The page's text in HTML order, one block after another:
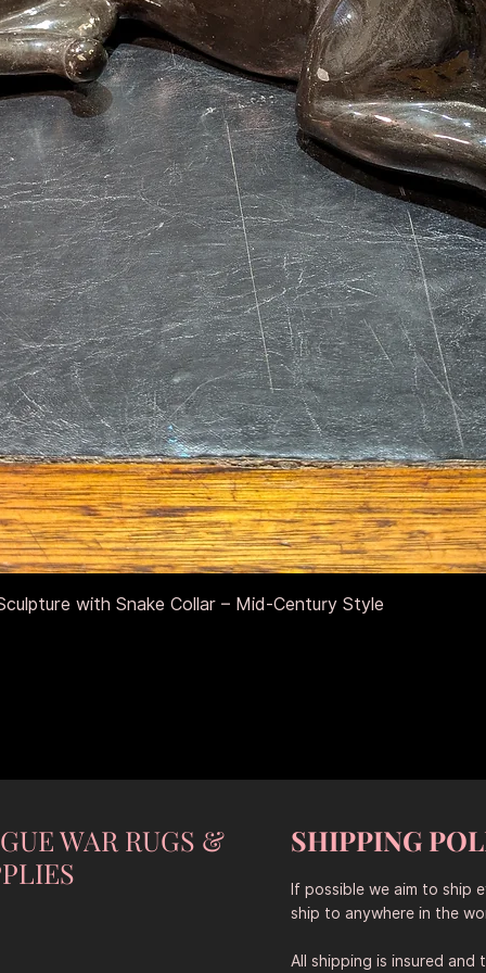
Быстрый просмотр
with Snake Collar – Mid-Century Style
WAR RUGS &
SHIPPING
If possible we aim to ship
ship to anywhere in the
All shipping is insured and